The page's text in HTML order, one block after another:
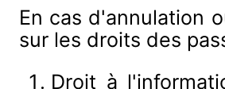
En cas d'annulation
sur les droits des
Droit à